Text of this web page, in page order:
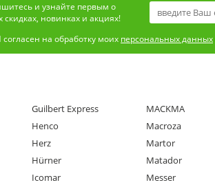
и узнайте первым о
скидках, новинках и акциях!
согласен на обработку моих персональных данных
Guilbert Express
Henco
Herz
Hürner
Icomar
MACKMA
Macroza
Martor
Matador
Messer